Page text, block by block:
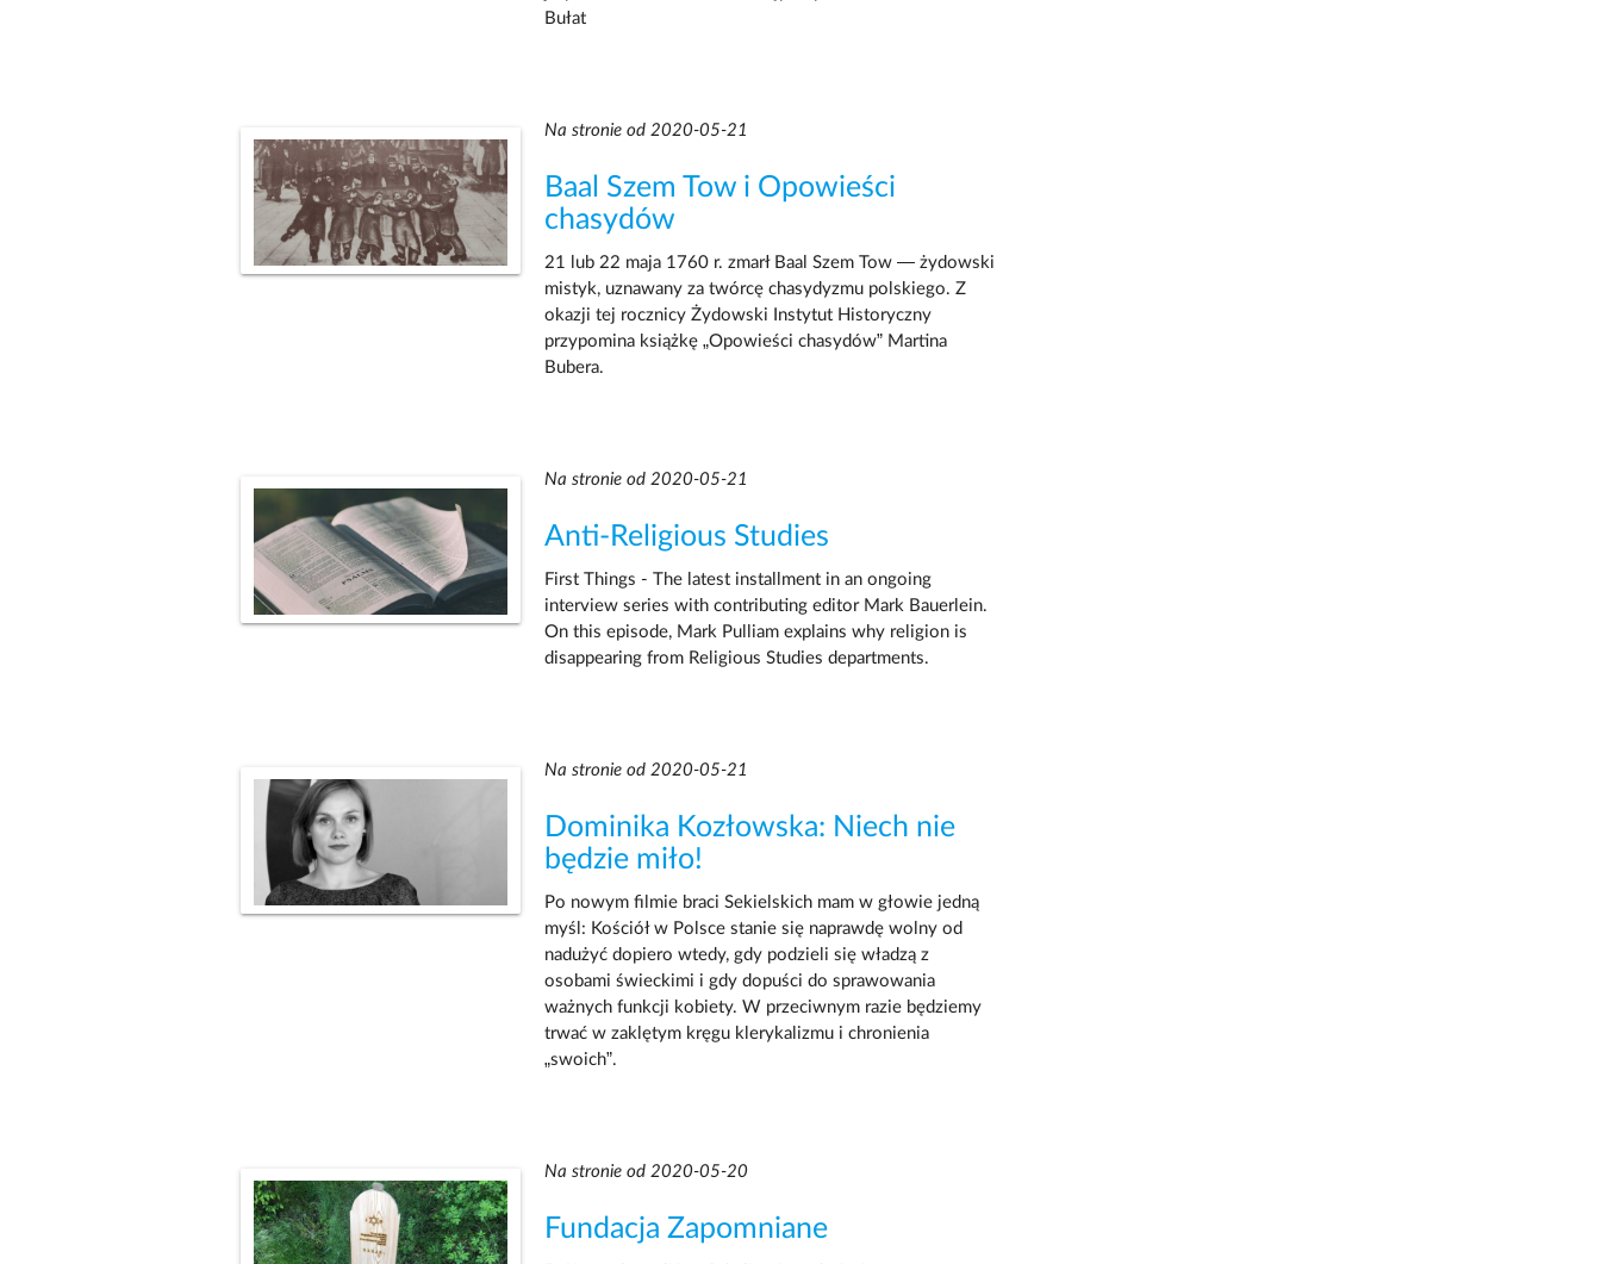
Bułat
Na stronie od 2020-05-21
Baal Szem Tow i Opowieści
chasydów
21 lub 22 maja 1760 r. zmarł Baal Szem Tow — żydowski
mistyk, uznawany za twórcę chasydyzmu polskiego. Z
okazji tej rocznicy Żydowski Instytut Historyczny
przypomina książkę „Opowieści chasydów” Martina
Bubera.
Na stronie od 2020-05-21
Anti-Religious Studies
First Things - The latest installment in an ongoing
interview series with contributing editor Mark Bauerlein.
On this episode, Mark Pulliam explains why religion is
disappearing from Religious Studies departments.
Na stronie od 2020-05-21
Dominika Kozłowska: Niech nie
będzie miło!
Po nowym filmie braci Sekielskich mam w głowie jedną
myśl: Kościół w Polsce stanie się naprawdę wolny od
nadużyć dopiero wtedy, gdy podzieli się władzą z
osobami świeckimi i gdy dopuści do sprawowania
ważnych funkcji kobiety. W przeciwnym razie będziemy
trwać w zaklętym kręgu klerykalizmu i chronienia
„swoich”.
Na stronie od 2020-05-20
Fundacja Zapomniane